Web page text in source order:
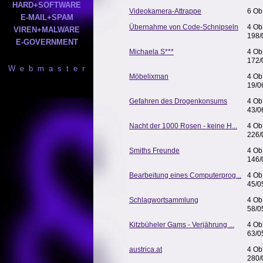
HARD+SOFTWARE
E-MAIL+SPAM
VIREN+MALWARE
E-GOVERNMENT
W e b m a s t e r
Videokamera-Attrappe
6
Übernahme von Code-Schnipseln
4 Ob
198/
Michaela S***
4 Ob
172/
Möbelixman
4 Ob
19/
Gefahren des Drogenkonsums
4 Ob
43/
Nacht der 1000 Rosen - keine H...
4 Ob
226/
Smiths Freunde
4 Ob
146/
Bearbeitung eines Computerprog...
4 Ob
45/
Schlagwortsammlung
4 Ob
58/
Kitzbüheler Gams - Verjährung ...
4 Ob
63/
austrica.at
4 Ob
280/